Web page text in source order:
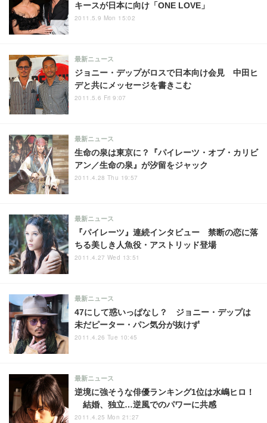
キースが日本に向け「ONE LOVE」
2011.5.9 Mon 15:02
ジョニー・デップがロスで日本向け会見 中田ヒ
デと共にメッセージを書きこむ
最新ニュース
2011.5.6 Fri 9:07
生命の泉は東京に？『パイレーツ・オブ・カリビ
アン／生命の泉』が汐留をジャック
最新ニュース
2011.4.28 Thu 19:57
『パイレーツ』連続インタビュー 禁断の恋に落
ちる美しき人魚役・アストリッド登場
最新ニュース
2011.4.27 Wed 13:51
47にして惑いっぱなし？ ジョニー・デップは
未だピーター・パン気分が抜けず
最新ニュース
2011.4.26 Tue 10:45
逆境に強そうな俳優ランキング1位は水嶋ヒロ！
結婚、独立…逆風でのパワーに共感
最新ニュース
2011.4.25 Mon 21:27